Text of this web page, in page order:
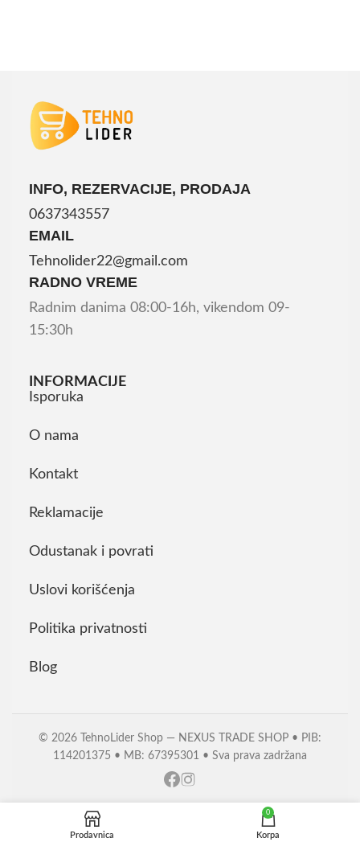
INFO, REZERVACIJE, PRODAJA
0637343557
EMAIL
Tehnolider22@gmail.com
RADNO VREME
Radnim danima 08:00-16h, vikendom 09-
15:30h
INFORMACIJE
Isporuka
O nama
Kontakt
Reklamacije
Odustanak i povrati
Uslovi korišćenja
Politika privatnosti
Blog
© 2026 TehnoLider Shop — NEXUS TRADE SHOP • PIB:
114201375 • MB: 67395301 • Sva prava zadržana
Prodavnica
0
Korpa